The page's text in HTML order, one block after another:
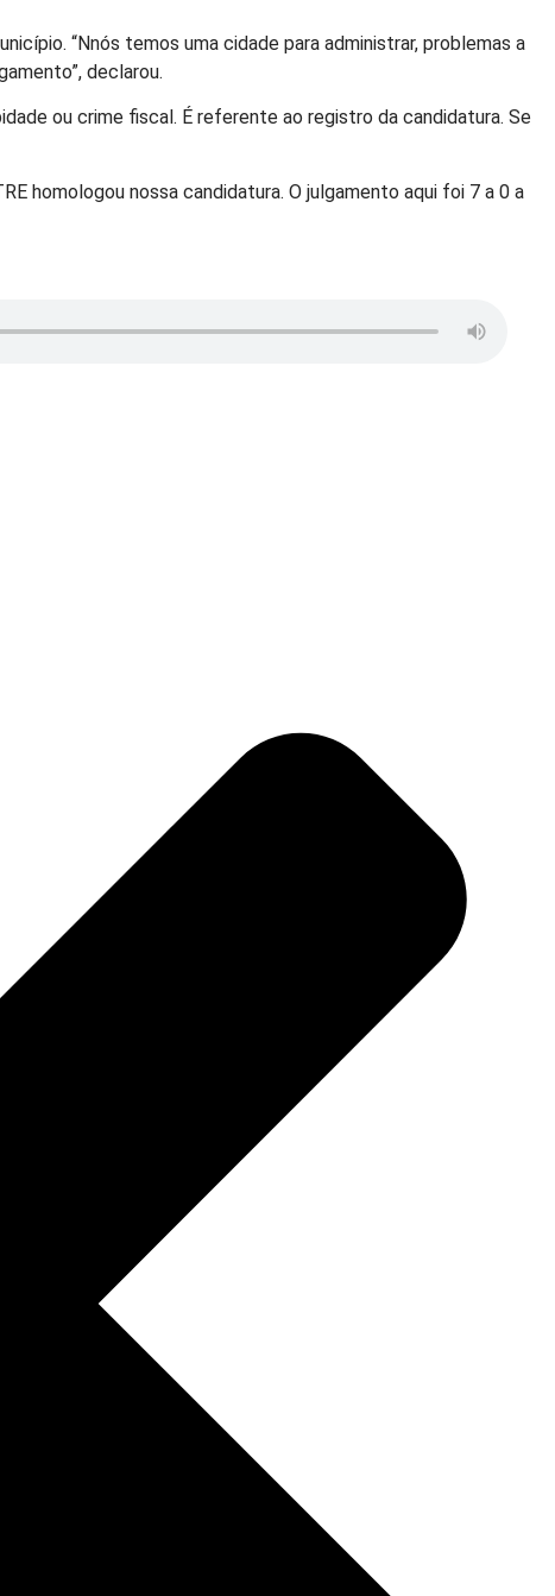
“Nnós temos uma cidade para administrar, problemas a
declarou.
ou crime fiscal. É referente ao registro da candidatura. Se
homologou nossa candidatura. O julgamento aqui foi 7 a 0 a